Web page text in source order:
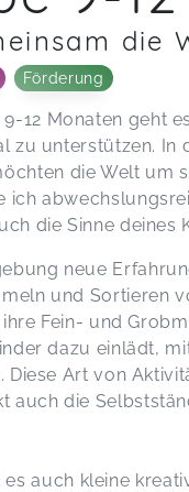
die
Förderung
12 Monaten geht
zu unterstützen. In
die Welt um
die Sinne deines
neue
und Sortieren
Fein- und
dazu einlädt,
Diese Art von
auch die
auch kleine